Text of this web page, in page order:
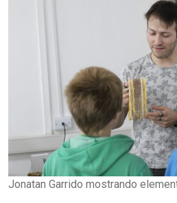
Jonatan Garrido mostrando